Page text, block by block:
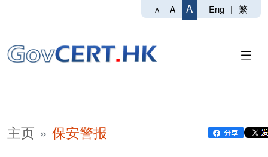
A A A Eng | 繁
主页 保安警报